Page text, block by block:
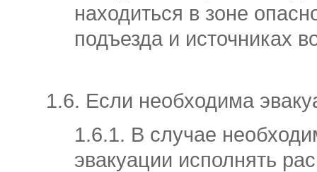
находиться в зоне
подъезда и источниках
1.6. Если необходима
1.6.1. В случае
эвакуации исполнять